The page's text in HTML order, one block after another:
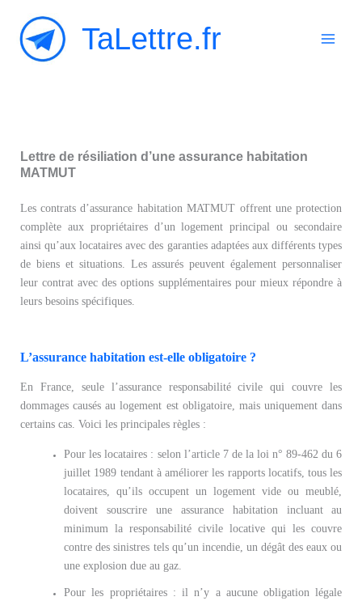
contenu
TaLettre.fr
Lettre de résiliation d’une assurance habitation
MATMUT
Les contrats d’assurance habitation MATMUT offrent une protection
complète aux propriétaires d’un logement principal ou secondaire
ainsi qu’aux locataires avec des garanties adaptées aux différents types
de biens et situations. Les assurés peuvent également personnaliser
leur contrat avec des options supplémentaires pour mieux répondre à
leurs besoins spécifiques.
L’assurance habitation est-elle obligatoire ?
En France, seule l’assurance responsabilité civile qui couvre les
dommages causés au logement est obligatoire, mais uniquement dans
certains cas. Voici les principales règles :
Pour les locataires : selon l’article 7 de la loi n° 89-462 du 6
juillet 1989 tendant à améliorer les rapports locatifs, tous les
locataires, qu’ils occupent un logement vide ou meublé,
doivent souscrire une assurance habitation incluant au
minimum la responsabilité civile locative qui les couvre
contre des sinistres tels qu’un incendie, un dégât des eaux ou
une explosion due au gaz.
Pour les propriétaires : il n’y a aucune obligation légale